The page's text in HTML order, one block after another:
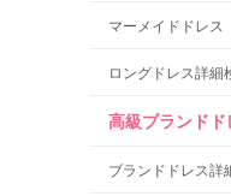
マーメイドドレス
ロングドレス詳細
高級ブランドド
ブランドドレス詳